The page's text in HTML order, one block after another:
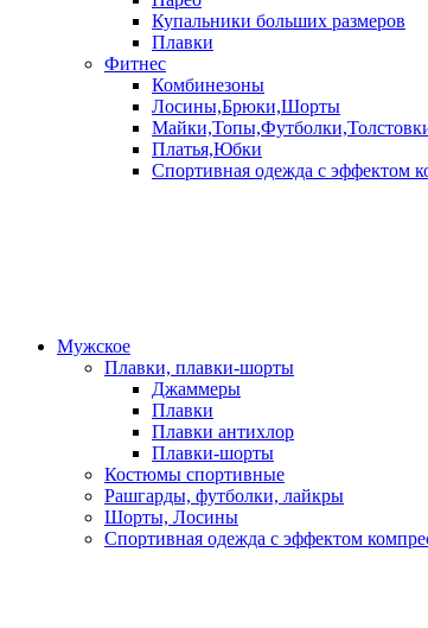
Купальники больших размеров
Плавки
Фитнес
Комбинезоны
Лосины,Брюки,Шорты
Платья,Юбки
Спортивная одежда с эффектом
Мужское
Плавки, плавки-шорты
Джаммеры
Плавки
Плавки антихлор
Плавки-шорты
Костюмы спортивные
Рашгарды, футболки, лайкры
Шорты, Лосины
Спортивная одежда с эффектом